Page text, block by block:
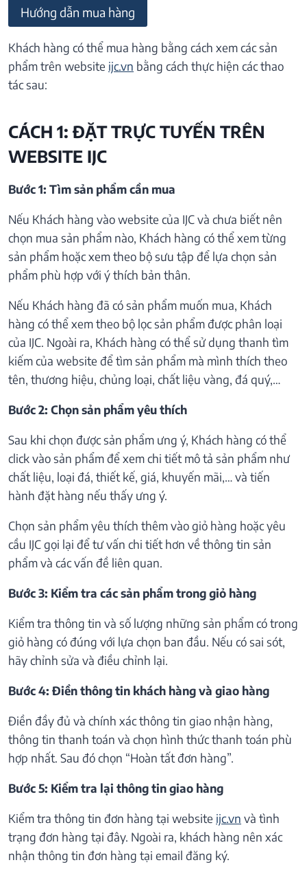
Hướng dẫn mua hàng
Khách hàng có thể mua hàng bằng cách xem các sản
phẩm trên website ijc.vn bằng cách thực hiện các thao
tác sau:
CÁCH 1: ĐẶT TRỰC TUYẾN TRÊN
WEBSITE IJC
Bước 1: Tìm sản phẩm cần mua
Nếu Khách hàng vào website của IJC và chưa biết nên
chọn mua sản phẩm nào, Khách hàng có thể xem từng
sản phẩm hoặc xem theo bộ sưu tập để lựa chọn sản
phẩm phù hợp với ý thích bản thân.
Nếu Khách hàng đã có sản phẩm muốn mua, Khách
hàng có thể xem theo bộ lọc sản phẩm được phân loại
của IJC. Ngoài ra, Khách hàng có thể sử dụng thanh tìm
kiếm của website để tìm sản phẩm mà mình thích theo
tên, thương hiệu, chủng loại, chất liệu vàng, đá quý,…
Bước 2: Chọn sản phẩm yêu thích
Sau khi chọn được sản phẩm ưng ý, Khách hàng có thể
click vào sản phẩm để xem chi tiết mô tả sản phẩm như
chất liệu, loại đá, thiết kế, giá, khuyến mãi,… và tiến
hành đặt hàng nếu thấy ưng ý.
Chọn sản phẩm yêu thích thêm vào giỏ hàng hoặc yêu
cầu IJC gọi lại để tư vấn chi tiết hơn về thông tin sản
phẩm và các vấn đề liên quan.
Bước 3: Kiểm tra các sản phẩm trong giỏ hàng
Kiểm tra thông tin và số lượng những sản phẩm có trong
giỏ hàng có đúng với lựa chọn ban đầu. Nếu có sai sót,
hãy chỉnh sửa và điều chỉnh lại.
Bước 4: Điền thông tin khách hàng và giao hàng
Điền đầy đủ và chính xác thông tin giao nhận hàng,
thông tin thanh toán và chọn hình thức thanh toán phù
hợp nhất. Sau đó chọn “Hoàn tất đơn hàng”.
Bước 5: Kiểm tra lại thông tin giao hàng
Kiểm tra thông tin đơn hàng tại website ijc.vn và tình
trạng đơn hàng tại đây. Ngoài ra, khách hàng nên xác
nhận thông tin đơn hàng tại email đăng ký.